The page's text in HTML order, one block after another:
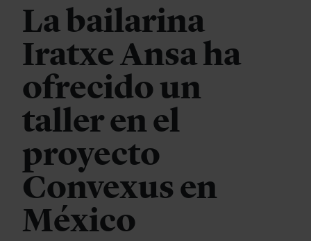
La bailarina
Iratxe Ansa ha
ofrecido un
taller en el
proyecto
Convexus en
México